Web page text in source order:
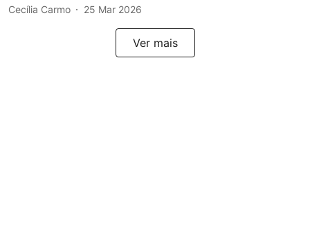
Cecília Carmo 25 Mar 2026
Ver mais